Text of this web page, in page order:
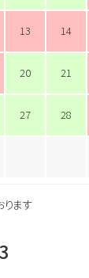
13 14
20 21
27 28
ります